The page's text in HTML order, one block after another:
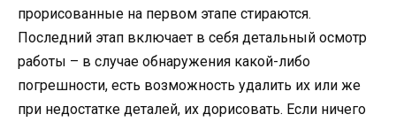
прорисованные на первом этапе стираются.
Последний этап включает в себя детальный осмотр
работы – в случае обнаружения какой-либо
погрешности, есть возможность удалить их или же
при недостатке деталей, их дорисовать. Если ничего